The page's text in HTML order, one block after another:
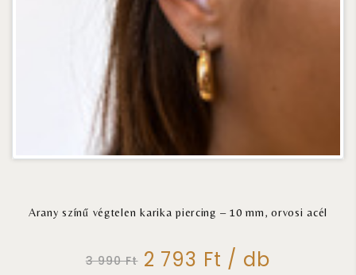
Arany színű végtelen karika piercing – 10 mm, orvosi acél
3 990 Ft 2 793 Ft / db